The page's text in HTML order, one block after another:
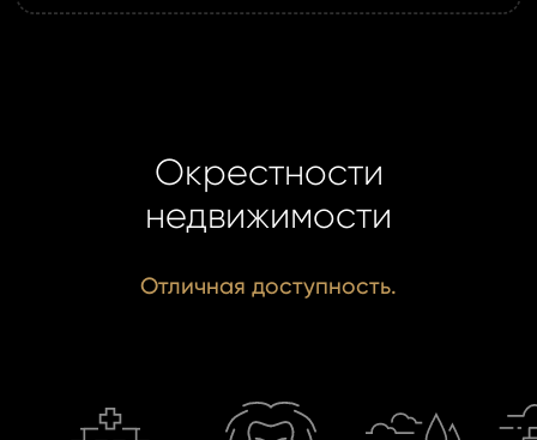
Окрестности
недвижимости
Отличная доступность.